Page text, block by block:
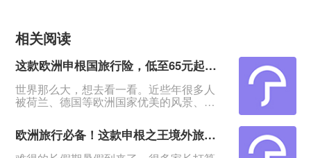
相关阅读
这款欧洲申根国旅行险，低至65元起，最高保100万，全家都能保
世界那么大，想去看一看。近些年很多人
被荷兰、德国等欧洲国家优美的风景、安
&nbsp;但这些欧洲申根国的医疗费用可不
低，以防突发意外、疾病或者财物遗失等
状况，一份境外旅行意外险必不可少。
欧洲旅行必备！这款申根之王境外旅行险，保障全面，低至65元起